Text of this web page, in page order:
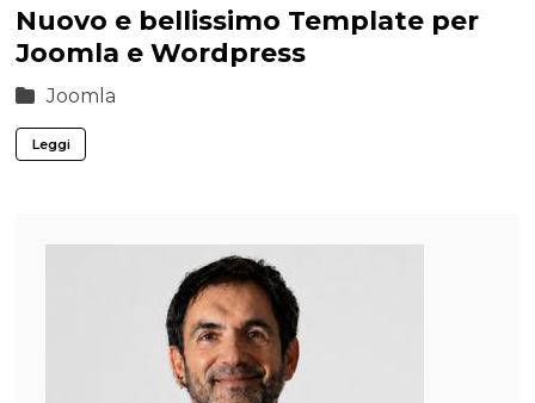
Nuovo e bellissimo Template per
Joomla e Wordpress
Joomla
Leggi